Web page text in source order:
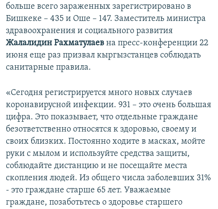
больше всего зараженных зарегистрировано в
Бишкеке – 435 и Оше – 147. Заместитель министра
здравоохранения и социального развития
Жалалидин Рахматулаев на пресс-конференции 22
июня еще раз призвал кыргызстанцев соблюдать
санитарные правила.
«Сегодня регистрируется много новых случаев
коронавирусной инфекции. 931 – это очень большая
цифра. Это показывает, что отдельные граждане
безответственно относятся к здоровью, своему и
своих близких. Постоянно ходите в масках, мойте
руки с мылом и используйте средства защиты,
соблюдайте дистанцию и не посещайте места
скопления людей. Из общего числа заболевших 31%
- это граждане старше 65 лет. Уважаемые
граждане, позаботьтесь о здоровье старшего